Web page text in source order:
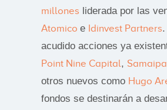
millones liderada por las
Atomico e Idinvest Partners
acudido acciones ya
Point Nine Capital,
otros nuevos como Hugo
fondos se destinarán a